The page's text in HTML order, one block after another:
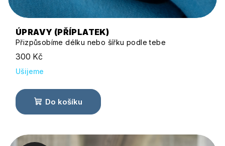
ÚPRAVY (PŘÍPLATEK)
Přizpůsobíme délku nebo šířku podle tebe
300 Kč
Ušijeme
Do košíku